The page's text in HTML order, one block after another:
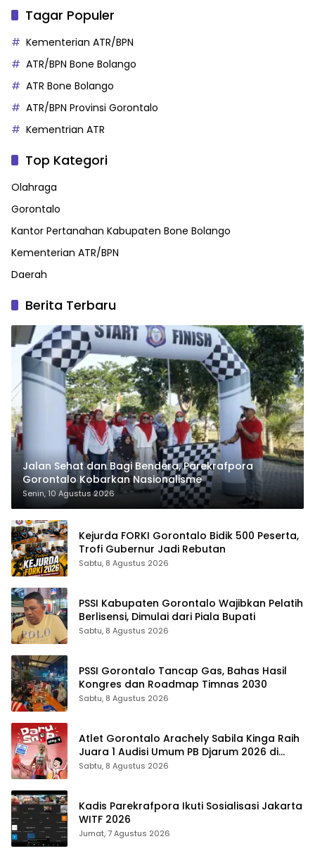
Tagar Populer
Kementerian ATR/BPN
ATR/BPN Bone Bolango
ATR Bone Bolango
ATR/BPN Provinsi Gorontalo
Kementrian ATR
Top Kategori
Olahraga
Gorontalo
Kantor Pertanahan Kabupaten Bone Bolango
Kementerian ATR/BPN
Daerah
Berita Terbaru
Jalan Sehat dan Bagi Bendera, Parekrafpora
Gorontalo Kobarkan Nasionalisme
Senin, 10 Agustus 2026
Kejurda FORKI Gorontalo Bidik 500 Peserta,
Trofi Gubernur Jadi Rebutan
Sabtu, 8 Agustus 2026
PSSI Kabupaten Gorontalo Wajibkan Pelatih
Berlisensi, Dimulai dari Piala Bupati
Sabtu, 8 Agustus 2026
PSSI Gorontalo Tancap Gas, Bahas Hasil
Kongres dan Roadmap Timnas 2030
Sabtu, 8 Agustus 2026
Atlet Gorontalo Arachely Sabila Kinga Raih
Juara 1 Audisi Umum PB Djarum 2026 di
Makassar
Sabtu, 8 Agustus 2026
Kadis Parekrafpora Ikuti Sosialisasi Jakarta
WITF 2026
Jumat, 7 Agustus 2026